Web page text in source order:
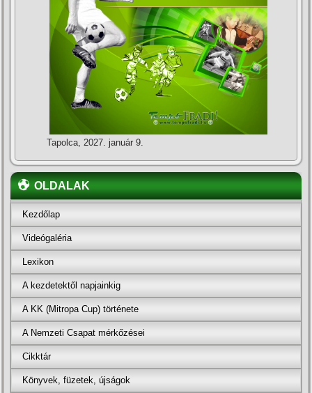
Tapolca, 2027. január 9.
OLDALAK
Kezdőlap
Videógaléria
Lexikon
A kezdetektől napjainkig
A KK (Mitropa Cup) története
A Nemzeti Csapat mérkőzései
Cikktár
Könyvek, füzetek, újságok